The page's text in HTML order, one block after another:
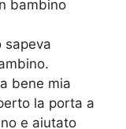
bambino
sapeva
bene mia
la porta a
e aiutato